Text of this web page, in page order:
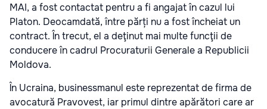
MAI, a fost contactat pentru a fi angajat în cazul lui
Platon. Deocamdată, între părți nu a fost încheiat un
contract. În trecut, el a deţinut mai multe funcţii de
conducere în cadrul Procuraturii Generale a Republicii
Moldova.
În Ucraina, businessmanul este reprezentat de firma de
avocatură Pravovest, iar primul dintre apărători care ar